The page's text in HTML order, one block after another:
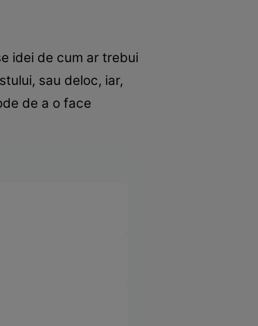
idei de cum ar trebui
sau deloc, iar,
de a o face